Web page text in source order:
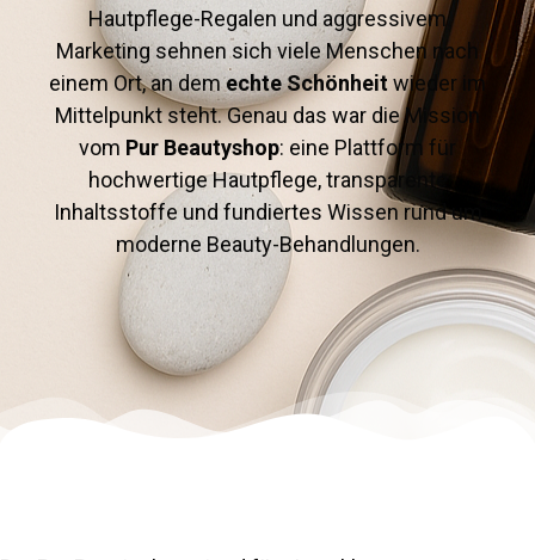
Hautpflege-Regalen und aggressivem
Marketing sehnen sich viele Menschen nach
einem Ort, an demechte Schönheitwieder im
Mittelpunkt steht. Genau das war die Mission
vom Pur Beautyshop: eine Plattform für
hochwertige Hautpflege, transparente
Inhaltsstoffe und fundiertes Wissen rund um
moderne Beauty-Behandlungen.